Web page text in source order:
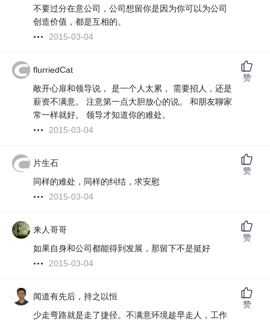
不要过分在意公司，公司想留你是因为你可以为公司
创造价值，都是互相的。
2015-03-04
flurriedCat
敞开心扉和领导说， 是一个人太累， 需要招人，还是
薪资不满意。 注意第一点大胆放心的说。 和朋友聊家
常一样就好。 领导才知道你的难处。
2015-03-04
赞
片生石
同样的难处，同样的纠结，求安慰
2015-03-04
赞
来人哥哥
如果自身和公司都能得到发展，那留下不是挺好
2015-03-04
赞
闻道有先后，持之以恒
少走弯路就是走了捷径。不满意环境趁早走人，工作
赞